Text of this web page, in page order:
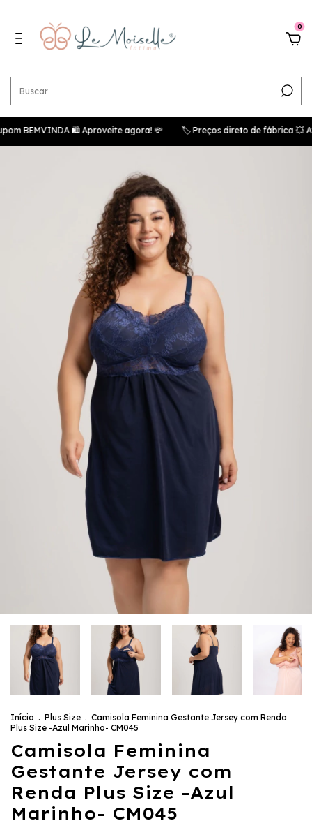
0
🛍️ Aproveite agora! 💸 🏷️ Preços direto de fábrica 💥
Início . Plus Size . Camisola Feminina Gestante Jersey com Renda
Plus Size -Azul Marinho- CM045
Camisola Feminina
Gestante Jersey com
Renda Plus Size -Azul
Marinho- CM045